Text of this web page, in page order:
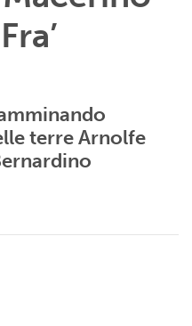
terre Arnolfe